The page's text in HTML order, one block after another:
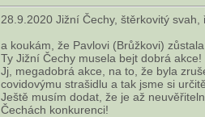
28.9.2020 Jižní Čechy, štěrkovitý
a koukám, že Pavlovi (Brůžkovi)
Ty Jižní Čechy musela bejt dobrá akce!
Jj, megadobrá akce, na to, že byla
covidovýmu strašidlu a tak jsme si
Ještě musím dodat, že je až
Čechách konkurenci!